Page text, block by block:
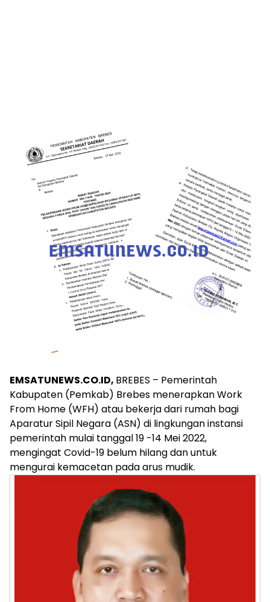
EMSATUNEWS.CO.ID, BREBES – Pemerintah
Kabupaten (Pemkab) Brebes menerapkan Work
From Home (WFH) atau bekerja dari rumah bagi
Aparatur Sipil Negara (ASN) di lingkungan instansi
pemerintah mulai tanggal 19 -14 Mei 2022,
mengingat Covid-19 belum hilang dan untuk
mengurai kemacetan pada arus mudik.